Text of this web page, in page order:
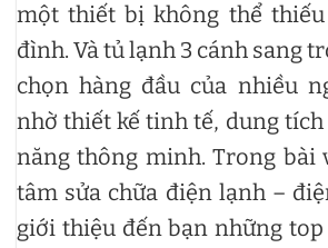
một thiết bị không thể
đình. Và tủ lạnh 3 cánh sang
chọn hàng đầu của nhiều
nhờ thiết kế tinh tế, dung
năng thông minh. Trong bài
tâm sửa chữa điện lạnh –
giới thiệu đến bạn những